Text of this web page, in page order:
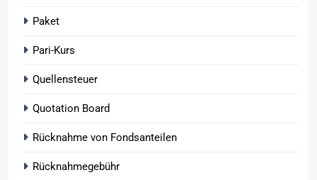
Paket
Pari-Kurs
Quellensteuer
Quotation Board
Rücknahme von Fondsanteilen
Rücknahmegebühr